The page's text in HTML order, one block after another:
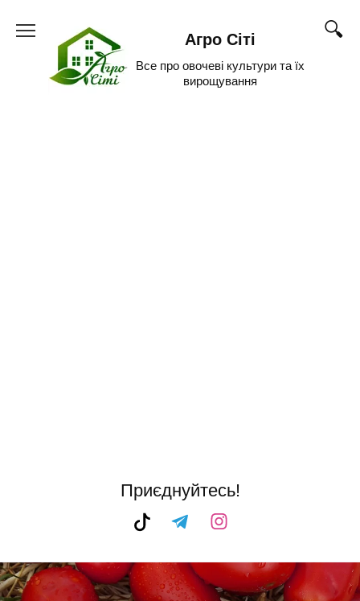
Агро Сіті
Все про овочеві культури та їх
вирощування
Приєднуйтесь!